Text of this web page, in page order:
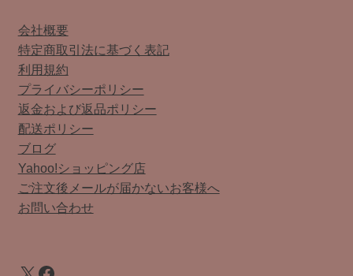
会社概要
特定商取引法に基づく表記
利用規約
プライバシーポリシー
返金および返品ポリシー
配送ポリシー
ブログ
Yahoo!ショッピング店
ご注文後メールが届かないお客様へ
お問い合わせ